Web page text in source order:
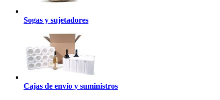
Sogas y sujetadores
Cajas de envío y suministros